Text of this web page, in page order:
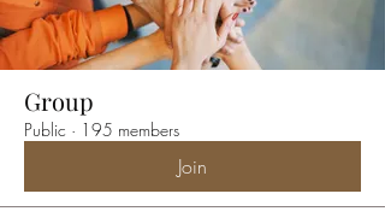
Group
Public · 195 members
Join